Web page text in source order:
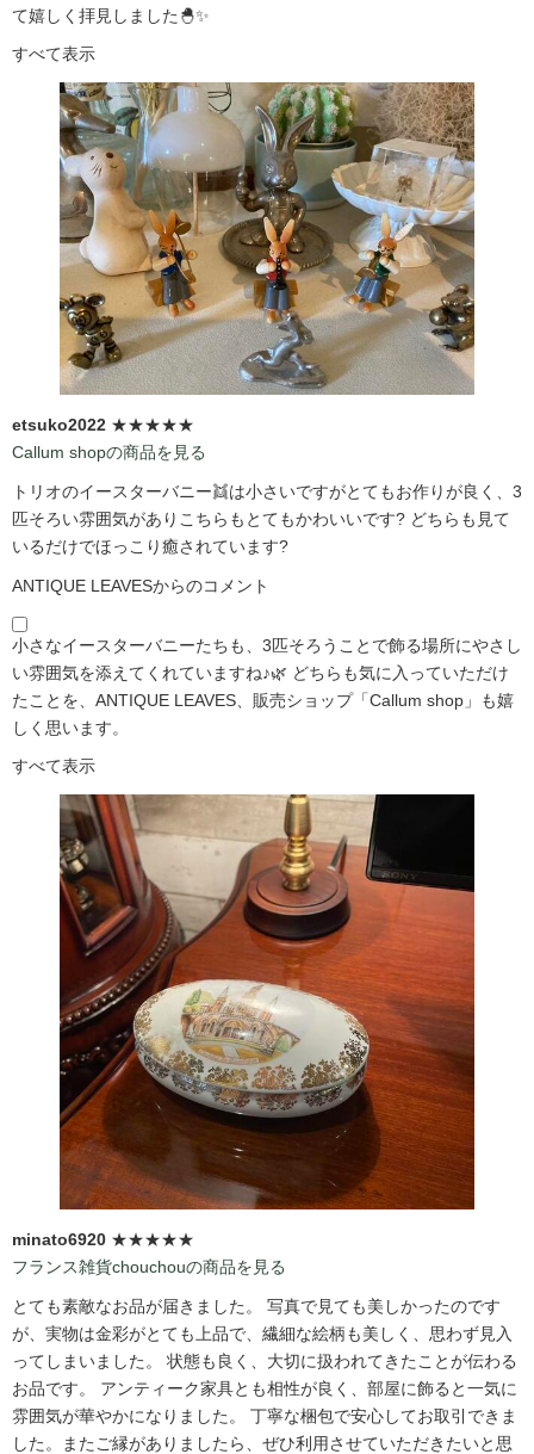
て嬉しく拝見しました🐣✨
すべて表示
etsuko2022 ★★★★★
Callum shopの商品を見る
トリオのイースターバニー👯は小さいですがとてもお作りが良く、3
匹そろい雰囲気がありこちらもとてもかわいいです?️ どちらも見て
いるだけでほっこり癒されています?️
ANTIQUE LEAVESからのコメント
小さなイースターバニーたちも、3匹そろうことで飾る場所にやさし
い雰囲気を添えてくれていますね♪🌿 どちらも気に入っていただけ
たことを、ANTIQUE LEAVES、販売ショップ「Callum shop」も嬉
しく思います。
すべて表示
minato6920 ★★★★★
フランス雑貨chouchouの商品を見る
とても素敵なお品が届きました。 写真で見ても美しかったのです
が、実物は金彩がとても上品で、繊細な絵柄も美しく、思わず見入
ってしまいました。 状態も良く、大切に扱われてきたことが伝わる
お品です。 アンティーク家具とも相性が良く、部屋に飾ると一気に
雰囲気が華やかになりました。 丁寧な梱包で安心してお取引できま
した。またご縁がありましたら、ぜひ利用させていただきたいと思